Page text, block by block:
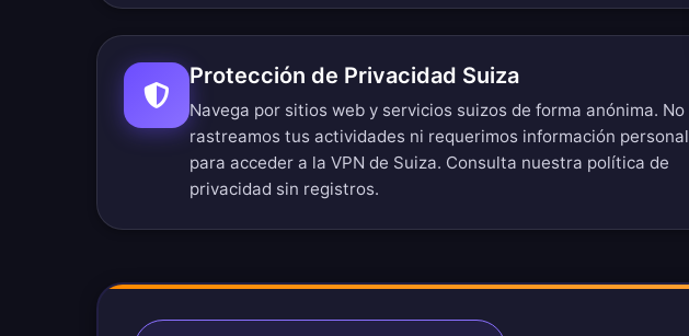
Protección de Privacidad Suiza
Navega por sitios web y servicios suizos de forma anónima. No
rastreamos tus actividades ni requerimos información personal
para acceder a la VPN de Suiza. Consulta nuestra política de
privacidad sin registros.